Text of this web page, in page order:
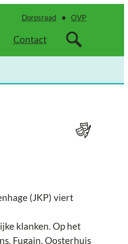
Dorpsraad OVP
Contact
(JKP) viert
klanken. Op het
Fugain, Oosterhuis